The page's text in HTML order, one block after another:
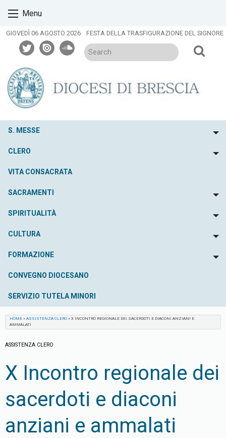
content
Menu
GIOVEDÌ 06 AGOSTO 2026 FESTA DELLA TRASFIGURAZIONE DEL SIGNORE
twitterissuusoundcloud
S. MESSE
CLERO
VITA CONSACRATA
SACRAMENTI
SPIRITUALITÀ
CULTURA
FORMAZIONE
CONVEGNO DIOCESANO
SERVIZIO TUTELA MINORI
HOME » ASSISTENZA CLERO » X INCONTRO REGIONALE DEI SACERDOTI E DIACONI ANZIANI E
AMMALATI
ASSISTENZA CLERO
X Incontro regionale dei
sacerdoti e diaconi
anziani e ammalati